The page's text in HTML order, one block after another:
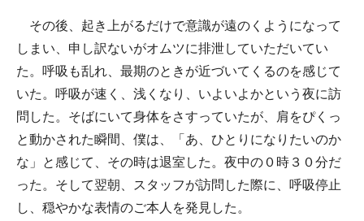
その後、起き上がるだけで意識が遠のくようになって
しまい、申し訳ないがオムツに排泄していただいてい
た。呼吸も乱れ、最期のときが近づいてくるのを感じて
いた。呼吸が速く、浅くなり、いよいよかという夜に訪
問した。そばにいて身体をさすっていたが、肩をぴくっ
と動かされた瞬間、僕は、「あ、ひとりになりたいのか
な」と感じて、その時は退室した。夜中の０時３０分だ
った。そして翌朝、スタッフが訪問した際に、呼吸停止
し、穏やかな表情のご本人を発見した。